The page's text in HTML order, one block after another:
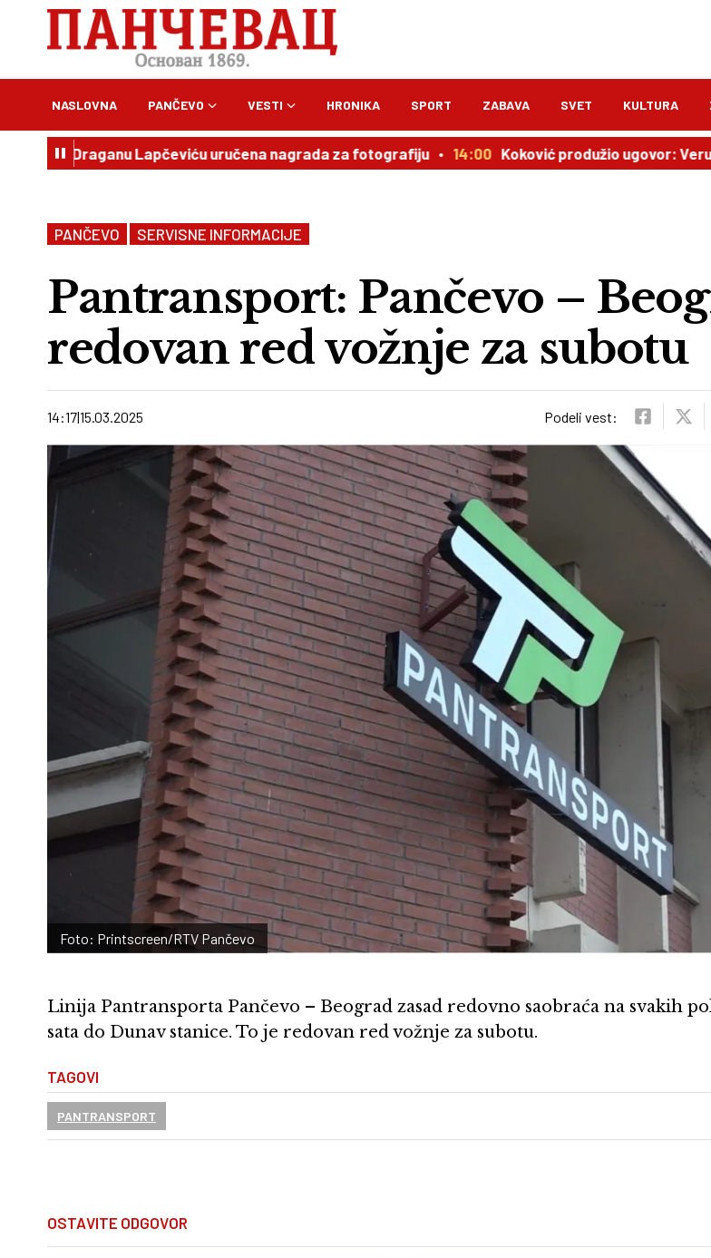
NASLOVNA PANČEVO VESTI HRONIKA SPORT ZABAVA SVET KULTURA
Draganu Lapčeviću uručena nagrada za fotografiju 14:00 Koković produžio ugovor: Verujem u
PANČEVO SERVISNE INFORMACIJE
Pantransport: Pančevo –
redovan red vožnje za subotu
14:1715.03.2025 Podeli vest:
Foto: Printscreen/RTV Pančevo
Linija Pantransporta Pančevo – Beograd zasad redovno saobraća na svakih
sata do Dunav stanice. To je redovan red vožnje za subotu.
TAGOVI
PANTRANSPORT
OSTAVITE ODGOVOR